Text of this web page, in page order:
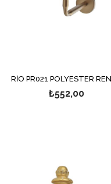
RİO PR021 POLYESTER
₺552,00